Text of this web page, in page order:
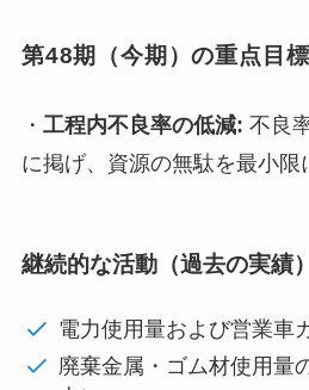
第48期（今期）の重点目標
・ 工程内不良率の低減: 不良
に掲げ、資源の無駄を最小限
継続的な活動（過去の実績）
電力使用量および営業車
廃棄金属・ゴム材使用量